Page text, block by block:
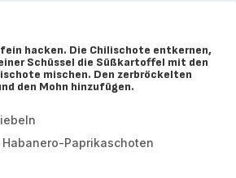
hacken. Die Chilischote entkernen,
Schüssel die Süßkartoffel mit den
mischen. Den zerbröckelten
den Mohn hinzufügen.
Habanero-Paprikaschoten